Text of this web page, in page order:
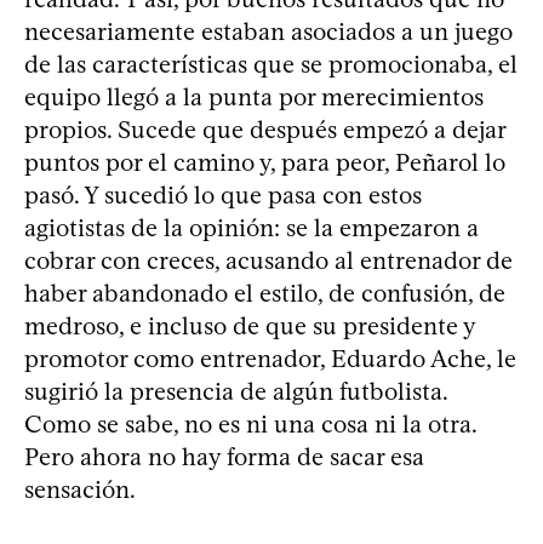
necesariamente estaban asociados a un juego
de las características que se promocionaba, el
equipo llegó a la punta por merecimientos
propios. Sucede que después empezó a dejar
puntos por el camino y, para peor, Peñarol lo
pasó. Y sucedió lo que pasa con estos
agiotistas de la opinión: se la empezaron a
cobrar con creces, acusando al entrenador de
haber abandonado el estilo, de confusión, de
medroso, e incluso de que su presidente y
promotor como entrenador, Eduardo Ache, le
sugirió la presencia de algún futbolista.
Como se sabe, no es ni una cosa ni la otra.
Pero ahora no hay forma de sacar esa
sensación.